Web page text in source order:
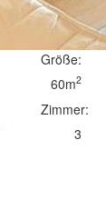
Größe:
60m2
Zimmer:
3